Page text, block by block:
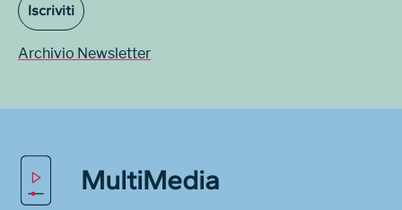
Iscriviti
Archivio Newsletter
MultiMedia